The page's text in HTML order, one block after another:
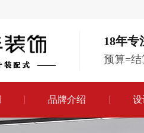
18年专
预算=结
品牌介绍 设